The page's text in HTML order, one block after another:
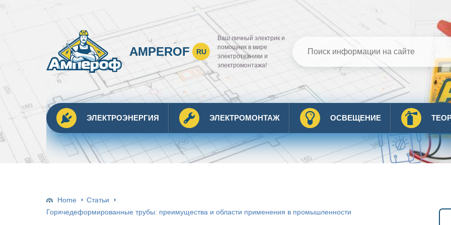
AMPEROF RU
Ваш личный электрик и
помощник в мире
электротехники и
электромонтажа!
ЭЛЕКТРОЭНЕРГИЯ ЭЛЕКТРОМОНТАЖ ОСВЕЩЕНИЕ
Home
Статьи
Горячедеформированные трубы: преимущества и области применения в промышленности